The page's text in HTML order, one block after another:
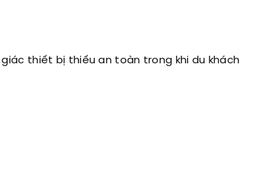
thiết bị thiếu an toàn trong khi du khách